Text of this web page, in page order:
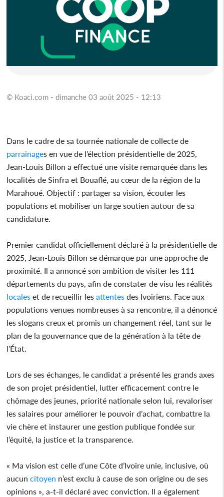
© Koaci.com - dimanche 03 août 2025 - 12:13
Dans le cadre de sa tournée nationale de collecte de
parrainages en vue de l’élection présidentielle de 2025,
Jean-Louis Billon a effectué une visite remarquée dans les
localités de Sinfra et Bouaflé, au cœur de la région de la
Marahoué. Objectif : partager sa vision, écouter les
populations et mobiliser un large soutien autour de sa
candidature.
Premier candidat officiellement déclaré à la présidentielle de
2025, Jean-Louis Billon se démarque par une approche de
proximité. Il a annoncé son ambition de visiter les 111
départements du pays, afin de constater de visu les réalités
locales et de recueillir les attentes des Ivoiriens. Face aux
populations venues nombreuses à sa rencontre, il a dénoncé
les slogans creux et promis un changement réel, tant sur le
plan de la gouvernance que de la génération à la tête de
l’État.
Lors de ses échanges, le candidat a présenté les grands axes
de son projet présidentiel, lutter efficacement contre le
chômage des jeunes, priorité nationale selon lui, revaloriser
les salaires pour améliorer le pouvoir d’achat, combattre la
vie chère et instaurer une gestion publique fondée sur
l’équité, la justice et la transparence.
« Ma vision est celle d’une Côte d’Ivoire unie, inclusive, où
aucun citoyen n’est exclu à cause de son origine ou de ses
opinions », a-t-il déclaré avec conviction. Il a également